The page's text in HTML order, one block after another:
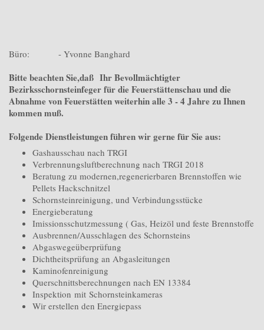
Büro: - Yvonne Banghard
Bitte beachten Sie,daß Ihr Bevollmächtigter
Bezirksschornsteinfeger für die Feuerstättenschau und die
Abnahme von Feuerstätten weiterhin alle 3 - 4 Jahre zu Ihnen
kommen muß.
Folgende Dienstleistungen führen wir gerne für Sie aus:
Gashausschau nach TRGI
Verbrennungsluftberechnung nach TRGI 2018
Beratung zu modernen,regenerierbaren Brennstoffen wie
Pellets Hackschnitzel
Schornsteinreinigung, und Verbindungsstücke
Energieberatung
Imissionsschutzmessung ( Gas, Heizöl und feste Brennstoffe
Ausbrennen/Ausschlagen des Schornsteins
Abgaswegeüberprüfung
Dichtheitsprüfung an Abgasleitungen
Kaminofenreinigung
Querschnittsberechnungen nach EN 13384
Inspektion mit Schornsteinkameras
Wir erstellen den Energiepass